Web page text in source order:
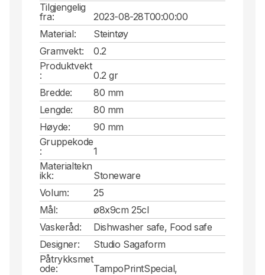
Tilgjengelig
fra:
2023-08-28T00:00:00
Material:
Steintøy
Gramvekt:
0.2
Produktvekt
:
0.2 gr
Bredde:
80 mm
Lengde:
80 mm
Høyde:
90 mm
Gruppekode
:
1
Materialtekn
ikk:
Stoneware
Volum:
25
Mål:
ø8x9cm 25cl
Vaskeråd:
Dishwasher safe, Food safe
Designer:
Studio Sagaform
Påtrykksmet
ode:
TampoPrintSpecial,